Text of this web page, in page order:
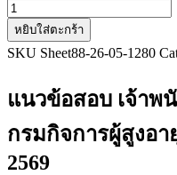
จำนวน
แนว
ข้อสอบ
พนักงาน
เงิน
และ
หยิบใส่ตะกร้า
SKU Sheet88-26-05-1280
แนวข้อสอบ เจ้าพ
กรมกิจการผู้สูงอา
2569